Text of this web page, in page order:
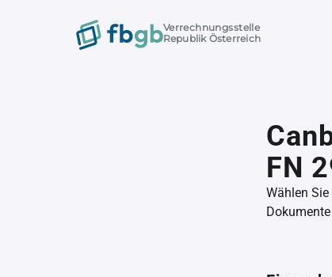
Verrechnungsstelle
Republik Österreich
FN
Wählen